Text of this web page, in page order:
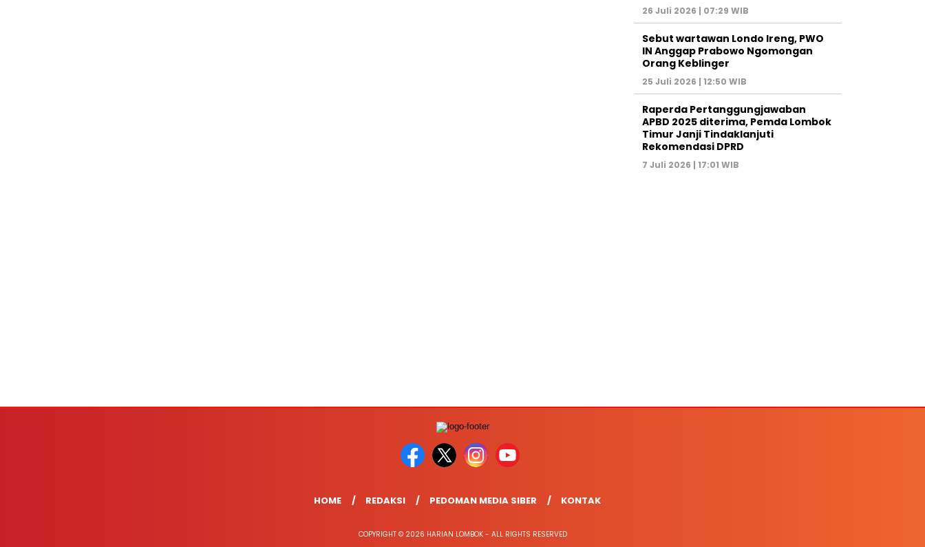
26 Juli 2026 | 07:29 WIB
Sebut wartawan Londo Ireng, PWO
IN Anggap Prabowo Ngomongan
Orang Keblinger
25 Juli 2026 | 12:50 WIB
Raperda Pertanggungjawaban
APBD 2025 diterima, Pemda Lombok
Timur Janji Tindaklanjuti
Rekomendasi DPRD
7 Juli 2026 | 17:01 WIB
HOME REDAKSI PEDOMAN MEDIA SIBER KONTAK
COPYRIGHT © 2026 HARIAN LOMBOK - ALL RIGHTS RESERVED